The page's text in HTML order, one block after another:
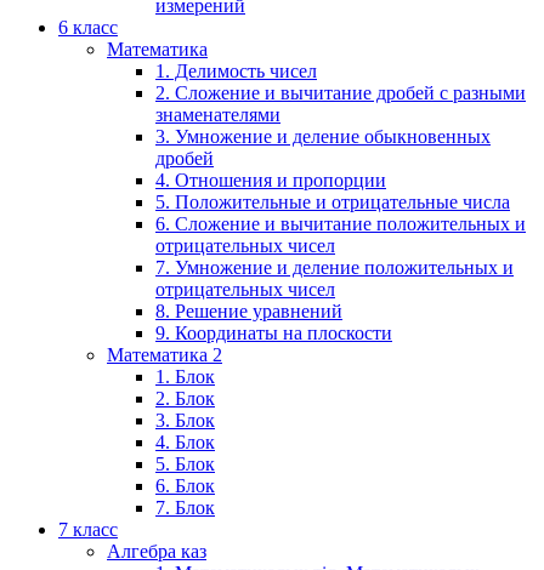
измерений
6 класс
Математика
1. Делимость чисел
2. Сложение и вычитание дробей с разными
знаменателями
3. Умножение и деление обыкновенных
дробей
4. Отношения и пропорции
5. Положительные и отрицательные числа
6. Сложение и вычитание положительных и
отрицательных чисел
7. Умножение и деление положительных и
отрицательных чисел
8. Решение уравнений
9. Координаты на плоскости
Математика 2
1. Блок
2. Блок
3. Блок
4. Блок
5. Блок
6. Блок
7. Блок
7 класс
Алгебра каз